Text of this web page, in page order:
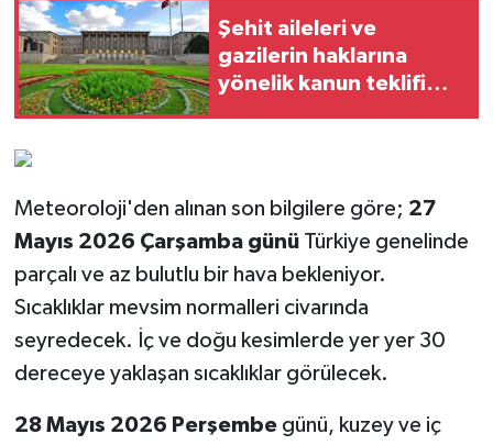
Şehit aileleri ve
gazilerin haklarına
yönelik kanun teklifi
Meteoroloji'den alınan son bilgilere göre; 27
Mayıs 2026 Çarşamba günü Türkiye genelinde
parçalı ve az bulutlu bir hava bekleniyor.
Sıcaklıklar mevsim normalleri civarında
seyredecek. İç ve doğu kesimlerde yer yer 30
dereceye yaklaşan sıcaklıklar görülecek.
28 Mayıs 2026 Perşembe günü, kuzey ve iç